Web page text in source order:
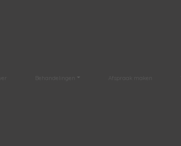
Behandelingen Afspraak maken